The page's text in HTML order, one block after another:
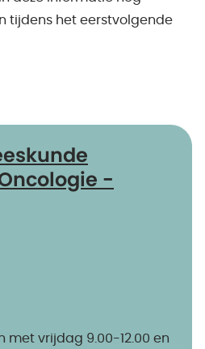
tijdens het eerstvolgende
-
met vrijdag 9.00-12.00 en